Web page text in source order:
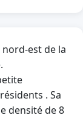
est de la
. Sa
densité de 8